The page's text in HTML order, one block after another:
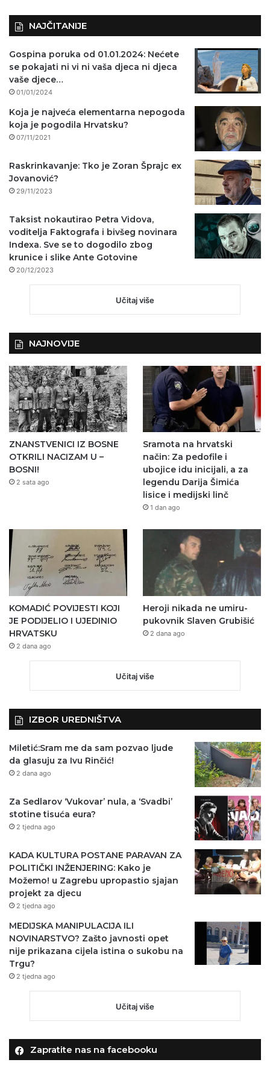
NAJČITANIJE
Gospina poruka od 01.01.2024: Nećete
se pokajati ni vi ni vaša djeca ni djeca
vaše djece…
01/01/2024
Koja je najveća elementarna nepogoda
koja je pogodila Hrvatsku?
07/11/2021
Raskrinkavanje: Tko je Zoran Šprajc ex
Jovanović?
29/11/2023
Taksist nokautirao Petra Vidova,
voditelja Faktografa i bivšeg novinara
Indexa. Sve se to dogodilo zbog
krunice i slike Ante Gotovine
20/12/2023
Učitaj više
NAJNOVIJE
ZNANSTVENICI IZ BOSNE
OTKRILI NACIZAM U –
BOSNI!
2 sata ago
Sramota na hrvatski
način: Za pedofile i
ubojice idu inicijali, a za
legendu Darija Šimića
lisice i medijski linč
1 dan ago
KOMADIĆ POVIJESTI KOJI
JE PODIJELIO I UJEDINIO
HRVATSKU
2 dana ago
Heroji nikada ne umiru-
pukovnik Slaven Grubišić
2 dana ago
Učitaj više
IZBOR UREDNIŠTVA
Miletić:Sram me da sam pozvao ljude
da glasuju za Ivu Rinčić!
2 dana ago
Za Sedlarov ‘Vukovar’ nula, a ‘Svadbi’
stotine tisuća eura?
2 tjedna ago
KADA KULTURA POSTANE PARAVAN ZA
POLITIČKI INŽENJERING: Kako je
Možemo! u Zagrebu upropastio sjajan
projekt za djecu
2 tjedna ago
MEDIJSKA MANIPULACIJA ILI
NOVINARSTVO? Zašto javnosti opet
nije prikazana cijela istina o sukobu na
Trgu?
2 tjedna ago
Učitaj više
Zapratite nas na facebooku